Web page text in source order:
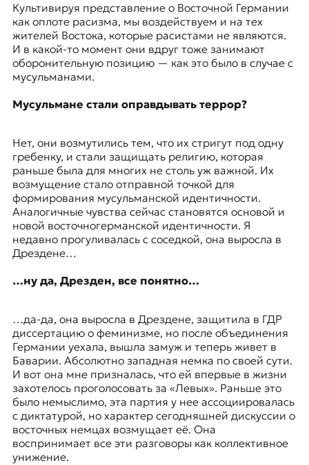
Культивируя представление о Восточной Германии
как оплоте расизма, мы воздействуем и на тех
жителей Востока, которые расистами не являются.
И в какой-то момент они вдруг тоже занимают
оборонительную позицию — как это было в случае с
мусульманами.
Мусульмане стали оправдывать террор?
Нет, они возмутились тем, что их стригут под одну
гребенку, и стали защищать религию, которая
раньше была для многих не столь уж важной. Их
возмущение стало отправной точкой для
формирования мусульманской идентичности.
Аналогичные чувства сейчас становятся основой и
новой восточногерманской идентичности. Я
недавно прогуливалась с соседкой, она выросла в
Дрездене…
…ну да, Дрезден, все понятно…
…да-да, она выросла в Дрездене, защитила в ГДР
диссертацию о феминизме, но после объединения
Германии уехала, вышла замуж и теперь живет в
Баварии. Абсолютно западная немка по своей сути.
И вот она мне призналась, что ей впервые в жизни
захотелось проголосовать за «Левых». Раньше это
было немыслимо, эта партия у нее ассоциировалась
с диктатурой, но характер сегодняшней дискуссии о
восточных немцах возмущает её. Она
воспринимает все эти разговоры как коллективное
унижение.